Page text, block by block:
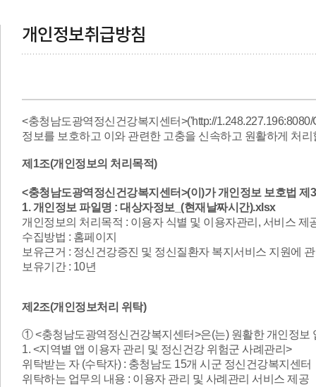
개인정보취급방침
<충청남도광역정신건강복지센터>('http://
정보를 보호하고 이와 관련한 고충을 신속하고 원활하게 처
제1조(개인정보의 처리목적)
<충청남도광역정신건강복지센터>(이)가 개인정보 보호법
1. 개인정보 파일명 : 대상자정보_(현재날짜시간).xlsx
개인정보의 처리목적 : 이용자 식별 및 이용자관리, 서비스 제
수집방법 : 홈페이지
보유근거 : 정신건강증진 및 정신질환자 복지서비스 지원에
보유기간 : 10년
제2조(개인정보처리 위탁)
①<충청남도광역정신건강복지센터>은(는) 원활한 개인정보
1. <지역별 앱 이용자 관리 및 정신건강 위험군 사례관리>
위탁받는 자 (수탁자) : 충청남도 15개 시군 정신건강복지센터
위탁하는 업무의 내용 : 이용자 관리 및 사례관리 서비스 제공